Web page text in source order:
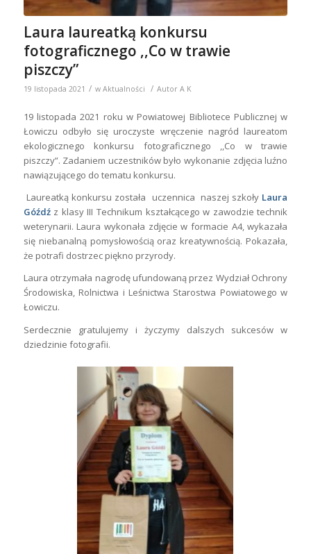
Laura laureatką konkursu
fotograficznego ,,Co w trawie
piszczy”
19 listopada 2021 / w Aktualności / Autor A K
19 listopada 2021 roku w Powiatowej Bibliotece Publicznej w
Łowiczu odbyło się uroczyste wręczenie nagród laureatom
ekologicznego konkursu fotograficznego ,,Co w trawie
piszczy”. Zadaniem uczestników było wykonanie zdjęcia luźno
nawiązującego do tematu konkursu.
Laureatką konkursu została uczennica naszej szkoły Laura
Góźdźz klasy III Technikum kształcącego w zawodzie technik
weterynarii. Laura wykonała zdjęcie w formacie A4, wykazała
się niebanalną pomysłowością oraz kreatywnością. Pokazała,
że potrafi dostrzec piękno przyrody.
Laura otrzymała nagrodę ufundowaną przez Wydział Ochrony
Środowiska, Rolnictwa i Leśnictwa Starostwa Powiatowego w
Łowiczu.
Serdecznie gratulujemy i życzymy dalszych sukcesów w
dziedzinie fotografii.